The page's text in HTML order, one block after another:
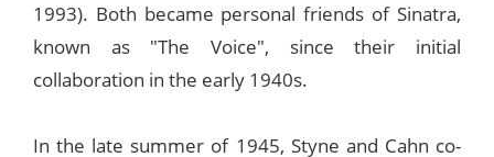
1993). Both became personal friends of Sinatra,
known as "The Voice", since their initial
collaboration in the early 1940s.
In the late summer of 1945, Styne and Cahn co-